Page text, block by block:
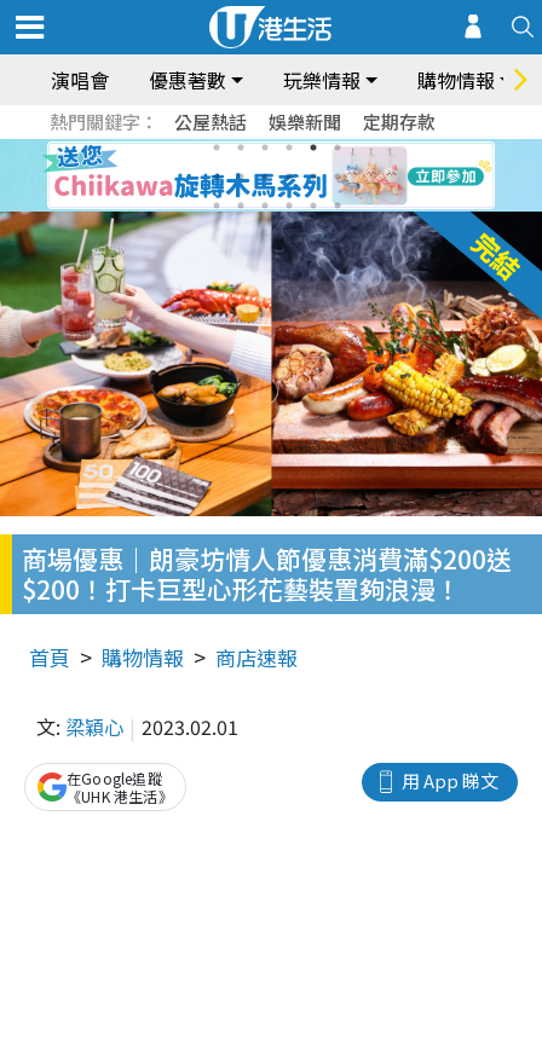
演唱會 優惠著數 玩樂情報 購物情報
熱門關鍵字： 公屋熱話 娛樂新聞 定期存款
商場優惠｜朗豪坊情人節優惠消費滿$200送
$200！打卡巨型心形花藝裝置夠浪漫！
首頁 購物情報 商店速報
文: 梁穎心 2023.02.01
用 App 睇文
在Google追蹤
《UHK 港生活》